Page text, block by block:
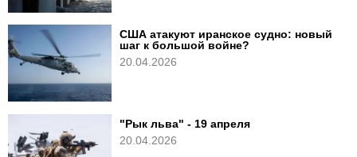
США атакуют иранское судно: новый
шаг к большой войне?
20.04.2026
"Рык льва" - 19 апреля
20.04.2026